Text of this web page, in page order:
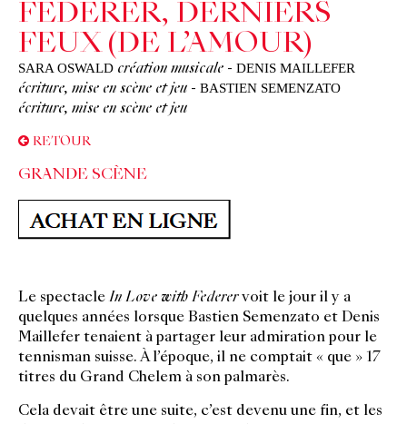
FEDERER, DERNIERS
FEUX (DE L’AMOUR)
SARA OSWALD création musicale - DENIS MAILLEFER
écriture, mise en scène et jeu - BASTIEN SEMENZATO
écriture, mise en scène et jeu
RETOUR
GRANDE SCÈNE
Le spectacle In Love with Federervoit le jour il y a
quelques années lorsque Bastien Semenzato et Denis
Maillefer tenaient à partager leur admiration pour le
tennisman suisse. À l’époque, il ne comptait « que » 17
titres du Grand Chelem à son palmarès.
Cela devait être une suite, c’est devenu une fin, et les